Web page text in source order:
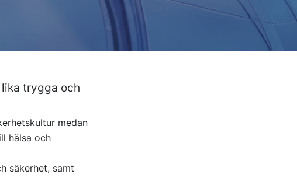
trygga och
medan
hälsa och
säkerhet, samt